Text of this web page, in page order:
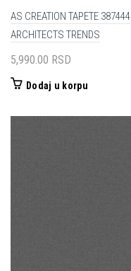
AS CREATION TAPETE 387444
ARCHITECTS TRENDS
5,990.00 RSD
Dodaj u korpu